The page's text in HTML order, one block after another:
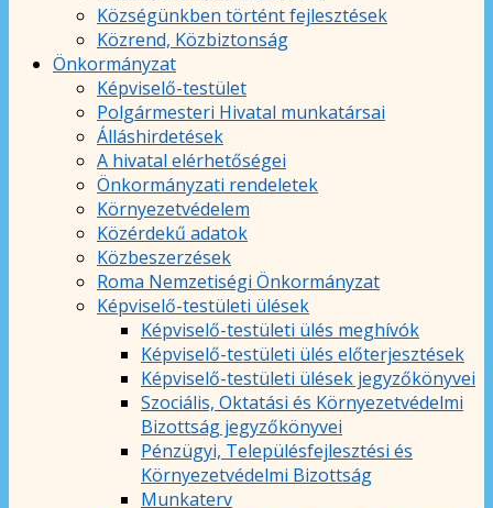
Községünkben történt fejlesztések
Közrend, Közbiztonság
Önkormányzat
Képviselő-testület
Polgármesteri Hivatal munkatársai
Álláshirdetések
A hivatal elérhetőségei
Önkormányzati rendeletek
Környezetvédelem
Közérdekű adatok
Közbeszerzések
Roma Nemzetiségi Önkormányzat
Képviselő-testületi ülések
Képviselő-testületi ülés meghívók
Képviselő-testületi ülés előterjesztések
Képviselő-testületi ülések jegyzőkönyvei
Szociális, Oktatási és Környezetvédelmi
Bizottság jegyzőkönyvei
Pénzügyi, Településfejlesztési és
Környezetvédelmi Bizottság
Munkaterv